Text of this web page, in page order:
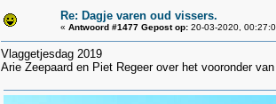
Re: Dagje varen oud vissers.
« Antwoord #1477 Gepost op: 20-03-2020,
Vlaggetjesdag 2019
Arie Zeepaard en Piet Regeer over het vooronder